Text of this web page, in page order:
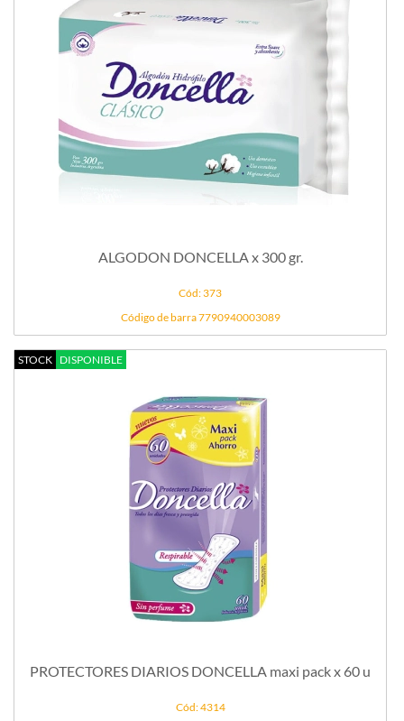
ALGODON DONCELLA x 300 gr.
Cód: 373
Código de barra 7790940003089
STOCK DISPONIBLE
PROTECTORES DIARIOS DONCELLA maxi pack x 60 u
Cód: 4314